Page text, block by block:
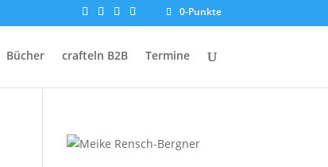
0-Punkte
Bücher crafteln B2B Termine